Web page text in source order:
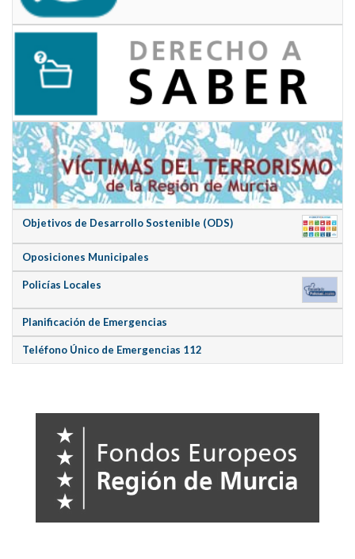
Objetivos de Desarrollo Sostenible (ODS)
Oposiciones Municipales
Policías Locales
Planificación de Emergencias
Teléfono Único de Emergencias 112